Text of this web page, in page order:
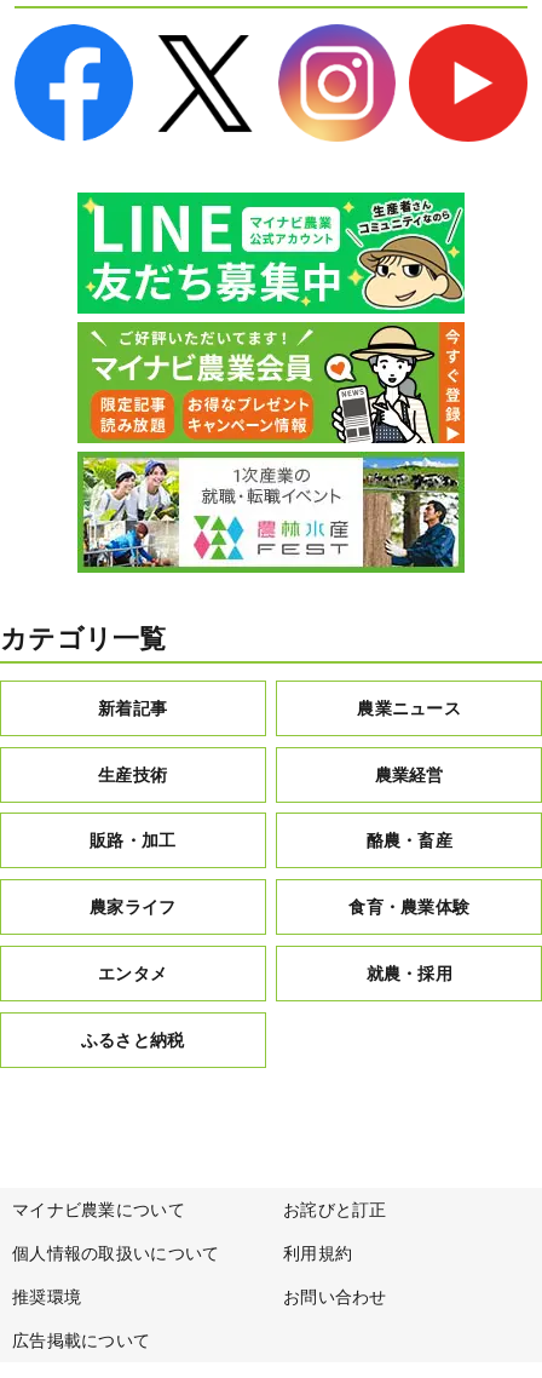
カテゴリ一覧
新着記事 農業ニュース
生産技術 農業経営
販路・加工 酪農・畜産
農家ライフ 食育・農業体験
エンタメ 就農・採用
ふるさと納税
マイナビ農業について お詫びと訂正
個人情報の取扱いについて 利用規約
推奨環境 お問い合わせ
広告掲載について